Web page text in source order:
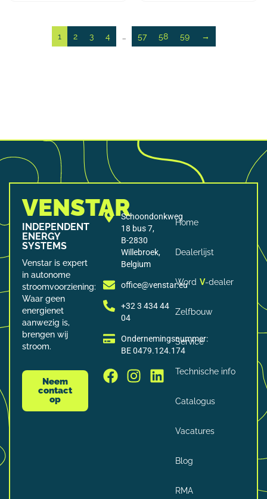
1 2 3 4 … 57 58 59 →
VENSTAR
INDEPENDENT
ENERGY
SYSTEMS
Venstar is expert
in autonome
stroomvoorziening:
Waar geen
energienet
aanwezig is,
brengen wij
stroom.
Neem
contact
op
Schoondonkweg
18 bus 7,
B-2830
Willebroek,
Belgium
office@venstar.eu
+32 3 434 44
04
Ondernemingsnummer:
BE 0479.124.174
Home
Dealerlijst
Word V-dealer
Zelfbouw
Service
Technische info
Catalogus
Vacatures
Blog
RMA